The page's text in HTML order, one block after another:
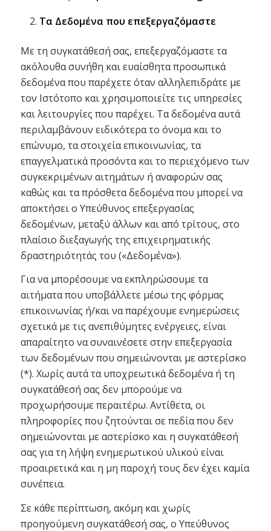
Τα Δεδομένα που επεξεργαζόμαστε
Με τη συγκατάθεσή σας, επεξεργαζόμαστε τα
ακόλουθα συνήθη και ευαίσθητα προσωπικά
δεδομένα που παρέχετε όταν αλληλεπιδράτε με
τον Ιστότοπο και χρησιμοποιείτε τις υπηρεσίες
και λειτουργίες που παρέχει. Τα δεδομένα αυτά
περιλαμβάνουν ειδικότερα το όνομα και το
επώνυμο, τα στοιχεία επικοινωνίας, τα
επαγγελματικά προσόντα και το περιεχόμενο των
συγκεκριμένων αιτημάτων ή αναφορών σας
καθώς και τα πρόσθετα δεδομένα που μπορεί να
αποκτήσει ο Υπεύθυνος επεξεργασίας
δεδομένων, μεταξύ άλλων και από τρίτους, στο
πλαίσιο διεξαγωγής της επιχειρηματικής
δραστηριότητάς του («Δεδομένα»).
Για να μπορέσουμε να εκπληρώσουμε τα
αιτήματα που υποβάλλετε μέσω της φόρμας
επικοινωνίας ή/και να παρέχουμε ενημερώσεις
σχετικά με τις ανεπιθύμητες ενέργειες, είναι
απαραίτητο να συναινέσετε στην επεξεργασία
των δεδομένων που σημειώνονται με αστερίσκο
(*). Χωρίς αυτά τα υποχρεωτικά δεδομένα ή τη
συγκατάθεσή σας δεν μπορούμε να
προχωρήσουμε περαιτέρω. Αντίθετα, οι
πληροφορίες που ζητούνται σε πεδία που δεν
σημειώνονται με αστερίσκο και η συγκατάθεσή
σας για τη λήψη ενημερωτικού υλικού είναι
προαιρετικά και η μη παροχή τους δεν έχει καμία
συνέπεια.
Σε κάθε περίπτωση, ακόμη και χωρίς
προηγούμενη συγκατάθεσή σας, ο Υπεύθυνος